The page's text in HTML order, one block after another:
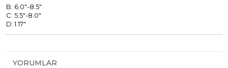
B: 6.0"-8.5"
C: 5.5"-8.0"
D: 1.17"
YORUMLAR